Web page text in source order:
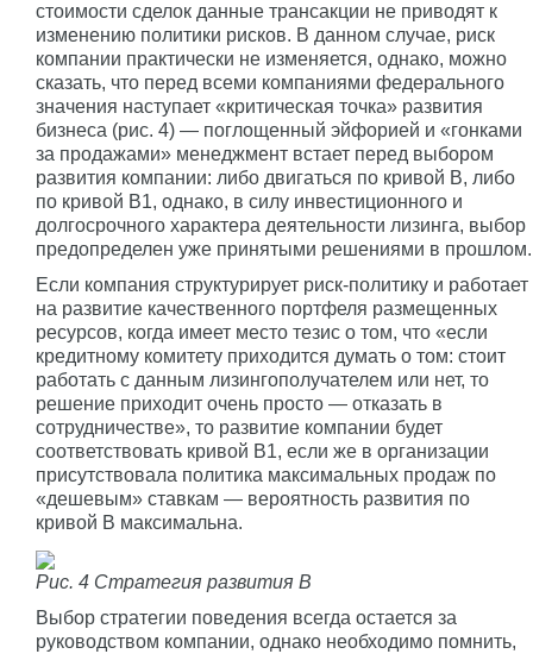
стоимости сделок данные трансакции не приводят к
изменению политики рисков. В данном случае, риск
компании практически не изменяется, однако, можно
сказать, что перед всеми компаниями федерального
значения наступает «критическая точка» развития
бизнеса (рис. 4) — поглощенный эйфорией и «гонками
за продажами» менеджмент встает перед выбором
развития компании: либо двигаться по кривой В, либо
по кривой В1, однако, в силу инвестиционного и
долгосрочного характера деятельности лизинга, выбор
предопределен уже принятыми решениями в прошлом.
Если компания структурирует риск-политику и работает
на развитие качественного портфеля размещенных
ресурсов, когда имеет место тезис о том, что «если
кредитному комитету приходится думать о том: стоит
работать с данным лизингополучателем или нет, то
решение приходит очень просто — отказать в
сотрудничестве», то развитие компании будет
соответствовать кривой В1, если же в организации
присутствовала политика максимальных продаж по
«дешевым» ставкам — вероятность развития по
кривой В максимальна.
Рис. 4 Стратегия развития В
Выбор стратегии поведения всегда остается за
руководством компании, однако необходимо помнить,